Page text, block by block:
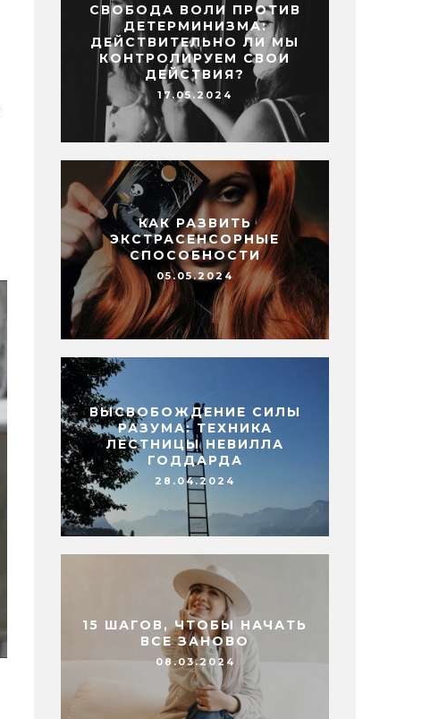
СВОБОДА ВОЛИ ПРОТИВ
ДЕТЕРМИНИЗМА:
ДЕЙСТВИТЕЛЬНО ЛИ МЫ
КОНТРОЛИРУЕМ СВОИ
ДЕЙСТВИЯ?
17.05.2024
КАК РАЗВИТЬ
ЭКСТРАСЕНСОРНЫЕ
СПОСОБНОСТИ
05.05.2024
ВЫСВОБОЖДЕНИЕ СИЛЫ
РАЗУМА: ТЕХНИКА
ЛЕСТНИЦЫ НЕВИЛЛА
ГОДДАРДА
28.04.2024
15 ШАГОВ, ЧТОБЫ НАЧАТЬ
ВСЕ ЗАНОВО
08.03.2024